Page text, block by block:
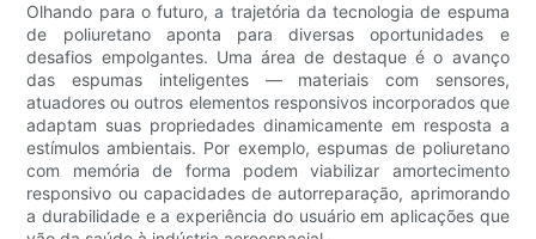
Olhando para o futuro, a trajetória da tecnologia de espuma
de poliuretano aponta para diversas oportunidades e
desafios empolgantes. Uma área de destaque é o avanço
das espumas inteligentes — materiais com sensores,
atuadores ou outros elementos responsivos incorporados que
adaptam suas propriedades dinamicamente em resposta a
estímulos ambientais. Por exemplo, espumas de poliuretano
com memória de forma podem viabilizar amortecimento
responsivo ou capacidades de autorreparação, aprimorando
a durabilidade e a experiência do usuário em aplicações que